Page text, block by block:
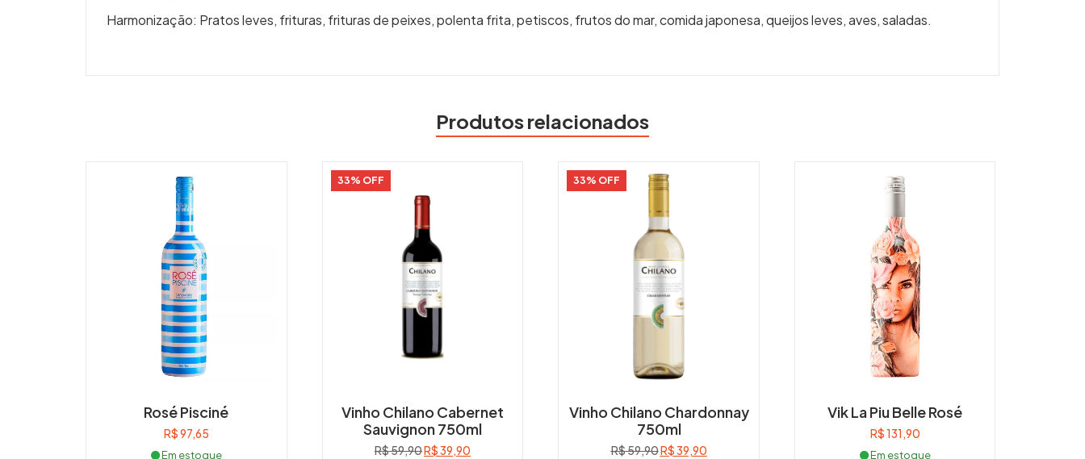
Harmonização: Pratos leves, frituras, frituras de peixes, polenta frita, petiscos, frutos do mar, comida japonesa, queijos leves, aves, saladas.
Produtos relacionados
Rosé Pisciné
R$97,65
Em estoque
33% OFF
Vinho Chilano Cabernet
Sauvignon 750ml
R$59,90O
R$39,90O
33% OFF
Vinho Chilano Chardonnay
750ml
R$59,90O
R$39,90O
Vik La Piu Belle Rosé
R$131,90
Em estoque